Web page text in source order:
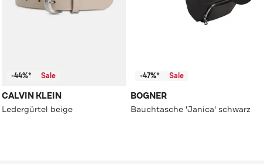
-44%* Sale
CALVIN KLEIN
Ledergürtel beige
-47%* Sale
BOGNER
Bauchtasche 'Janica' schwarz